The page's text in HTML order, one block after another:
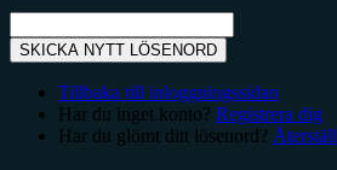
SKICKA NYTT LÖSENORD
Tillbaka till inloggningssidan
Har du inget konto? Registrera dig
Har du glömt ditt lösenord? Återställ